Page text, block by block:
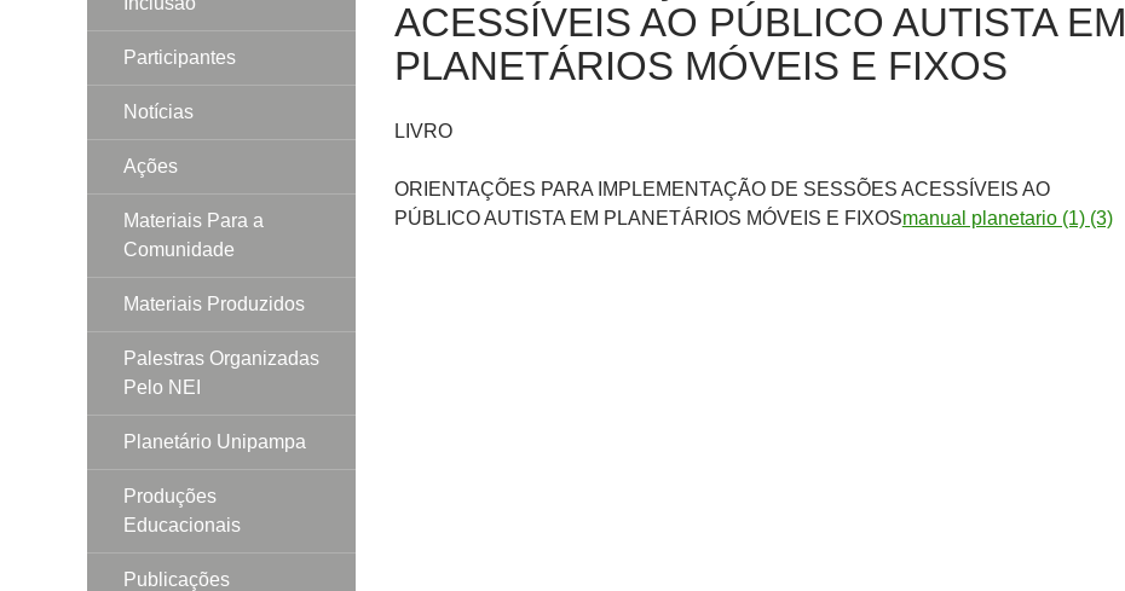
ACESSÍVEIS AO PÚBLICO AUTISTA EM
PLANETÁRIOS MÓVEIS E FIXOS
LIVRO
ORIENTAÇÕES PARA IMPLEMENTAÇÃO DE SESSÕES ACESSÍVEIS AO
PÚBLICO AUTISTA EM PLANETÁRIOS MÓVEIS E FIXOSmanual planetario (1) (3)
Participantes
Notícias
Ações
Materiais Para a
Comunidade
Materiais Produzidos
Palestras Organizadas
Pelo NEI
Planetário Unipampa
Produções
Educacionais
Publicações